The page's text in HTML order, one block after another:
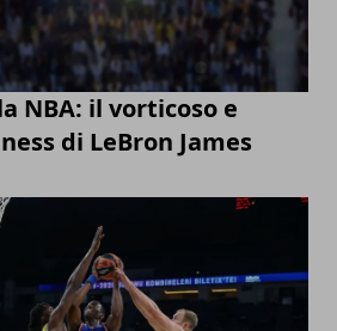
NBA: il vorticoso e
di LeBron James